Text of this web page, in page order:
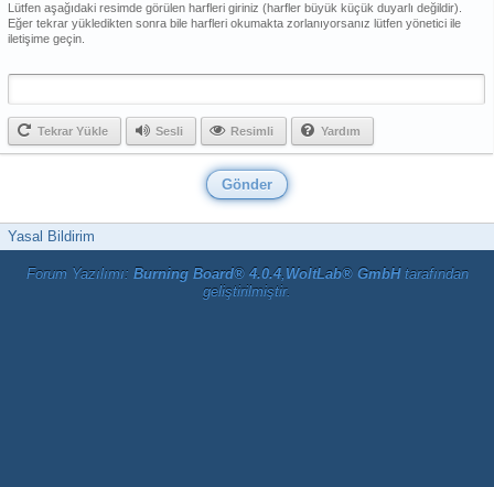
Lütfen aşağıdaki resimde görülen harfleri giriniz (harfler büyük küçük duyarlı değildir).
Eğer tekrar yükledikten sonra bile harfleri okumakta zorlanıyorsanız lütfen yönetici ile
iletişime geçin.
Tekrar Yükle Sesli Resimli Yardım
Yasal Bildirim
Forum Yazılımı: Burning Board® 4.0.4, WoltLab® GmbHtarafından
geliştirilmiştir.